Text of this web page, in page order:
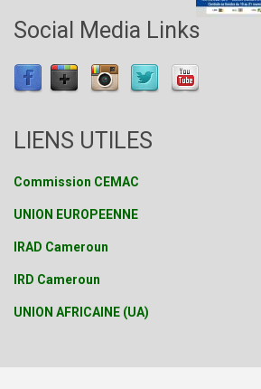
Social Media Links
LIENS UTILES
Commission CEMAC
UNION EUROPEENNE
IRAD Cameroun
IRD Cameroun
UNION AFRICAINE (UA)